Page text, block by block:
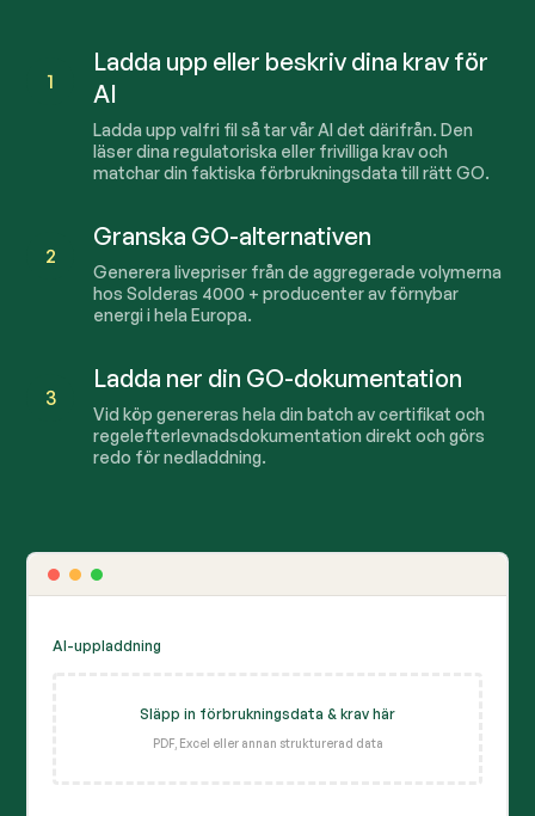
AI-uppladdning
Släpp in förbrukningsdata & krav här
PDF, Excel eller annan strukturerad data
1
Ladda upp eller beskriv dina krav för
AI
Ladda upp valfri fil så tar vår AI det därifrån. Den
läser dina regulatoriska eller frivilliga krav och
matchar din faktiska förbrukningsdata till rätt GO.
2
Granska GO-alternativen
Generera livepriser från de aggregerade volymerna
hos Solderas 4000 + producenter av förnybar
energi i hela Europa.
3
Ladda ner din GO-dokumentation
Vid köp genereras hela din batch av certifikat och
regelefterlevnadsdokumentation direkt och görs
redo för nedladdning.